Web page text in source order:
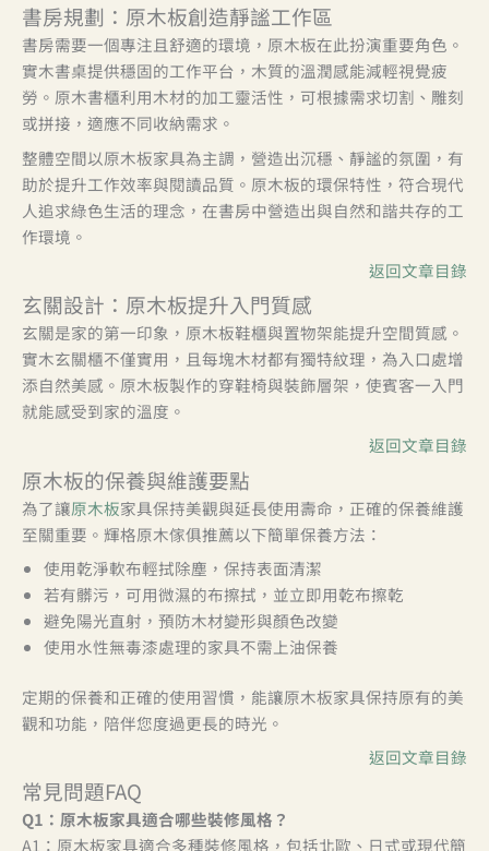
書房規劃：原木板創造靜謐工作區
書房需要一個專注且舒適的環境，原木板在此扮演重要角色。
實木書桌提供穩固的工作平台，木質的溫潤感能減輕視覺疲
勞。原木書櫃利用木材的加工靈活性，可根據需求切割、雕刻
或拼接，適應不同收納需求。
整體空間以原木板家具為主調，營造出沉穩、靜謐的氛圍，有
助於提升工作效率與閱讀品質。原木板的環保特性，符合現代
人追求綠色生活的理念，在書房中營造出與自然和諧共存的工
作環境。
返回文章目錄
玄關設計：原木板提升入門質感
玄關是家的第一印象，原木板鞋櫃與置物架能提升空間質感。
實木玄關櫃不僅實用，且每塊木材都有獨特紋理，為入口處增
添自然美感。原木板製作的穿鞋椅與裝飾層架，使賓客一入門
就能感受到家的溫度。
返回文章目錄
原木板的保養與維護要點
為了讓原木板家具保持美觀與延長使用壽命，正確的保養維護
至關重要。輝格原木傢俱推薦以下簡單保養方法：
使用乾淨軟布輕拭除塵，保持表面清潔
若有髒污，可用微濕的布擦拭，並立即用乾布擦乾
避免陽光直射，預防木材變形與顏色改變
使用水性無毒漆處理的家具不需上油保養
定期的保養和正確的使用習慣，能讓原木板家具保持原有的美
觀和功能，陪伴您度過更長的時光。
返回文章目錄
常見問題FAQ
Q1 ：原木板家具適合哪些裝修風格？
A1：原木板家具適合多種裝修風格，包括北歐、日式或現代簡